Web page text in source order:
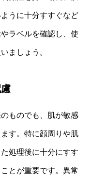
うに十分すすぐなど
ラベルを確認し、使
ましょう。
ものでも、肌が敏感
す。特に顔周りや肌
処理後に十分にすす
とが重要です。異常